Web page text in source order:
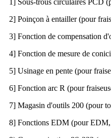
2] Poinçon à entailler (pour
3] Fonction de compensation
4] Fonction de mesure de
5] Usinage en pente (pour
6] Fonction arc R (pour
7] Magasin d'outils 200 (pour
8] Fonctions EDM (pour EDM,